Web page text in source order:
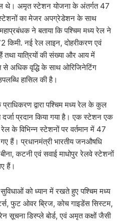
थे। अमृत स्टेशन योजना के अंतर्गत 47
का मेजर अपग्रेडेशन के साथ
ने बताया कि पश्चिम मध्य रेल ने
किमी. नई रेल लाइन, दोहरीकरण एवं
तथा यात्रियों की संख्या और आय में
अधिक वृद्धि के साथ ओरिजिनेटिंग
हासिल की है।
प्राधिकरण द्वारा पश्चिम मध्य रेल के कुल
प्रदान किया गया है। एक स्टेशन एक
के विभिन्न स्टेशनों पर वर्तमान में 47
हैं। प्रधानमंत्री भारतीय जनऔषधि
कटनी एवं सवाई माधोपुर रेलवे स्टेशनों
हैं।
को ध्यान में रखते हुए पश्चिम मध्य
फुट ओवर ब्रिज, कोच गाइडेंस सिस्टम,
सूचना डिस्प्ले बोर्ड, एवं अमृत कक्षों जैसी